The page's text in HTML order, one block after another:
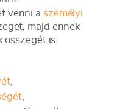
venni a személyi
majd ennek
is.
,
,